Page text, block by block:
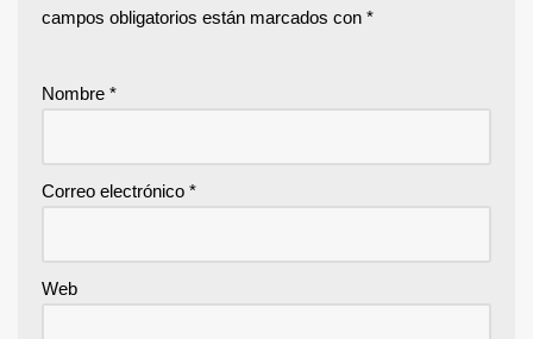
campos obligatorios están marcados con *
Nombre *
Correo electrónico *
Web